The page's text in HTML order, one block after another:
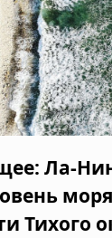
Ла-
Тихого